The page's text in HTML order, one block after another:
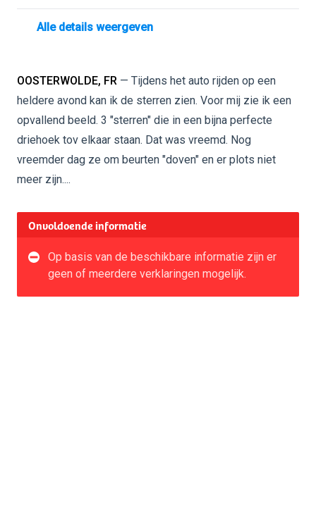
Alle details weergeven
OOSTERWOLDE, FR — Tijdens het auto rijden op een
heldere avond kan ik de sterren zien. Voor mij zie ik een
opvallend beeld. 3 "sterren" die in een bijna perfecte
driehoek tov elkaar staan. Dat was vreemd. Nog
vreemder dag ze om beurten "doven" en er plots niet
meer zijn....
Onvoldoende informatie
Op basis van de beschikbare informatie zijn er
geen of meerdere verklaringen mogelijk.